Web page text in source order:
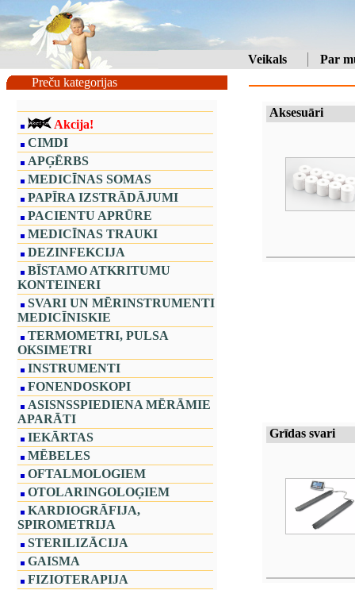
Veikals
Par
Preču kategorijas
Akcija!
CIMDI
APĢĒRBS
MEDICĪNAS SOMAS
PAPĪRA IZSTRĀDĀJUMI
PACIENTU APRŪRE
MEDICĪNAS TRAUKI
DEZINFEKCIJA
BĪSTAMO ATKRITUMU
KONTEINERI
SVARI UN MĒRINSTRUMENTI
MEDICĪNISKIE
TERMOMETRI, PULSA
OKSIMETRI
INSTRUMENTI
FONENDOSKOPI
ASISNSSPIEDIENA MĒRĀMIE
APARĀTI
IEKĀRTAS
MĒBELES
OFTALMOLOGIEM
OTOLARINGOLOĢIEM
KARDIOGRĀFIJA,
SPIROMETRIJA
STERILIZĀCIJA
GAISMA
FIZIOTERAPIJA
Aksesuāri
Grīdas svari